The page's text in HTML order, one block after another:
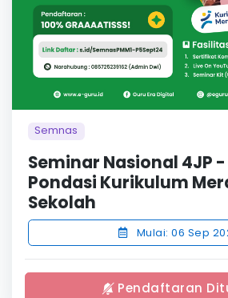
Semnas
Seminar Nasional 4JP
Pondasi Kurikulum
Sekolah
Mulai: 06 Sep
Pendaftaran